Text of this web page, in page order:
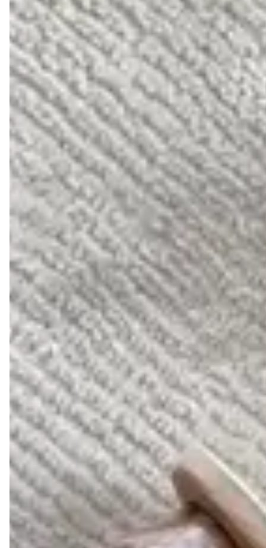
Descrição
Forma: Indicamos comprar a sua numeração habitual
Cor: Coconut
Material: Couro legítimo
Bico: Quadrado
Altura do salto: 4cm
Salto: Geometrico marmorizado
Descrição:
O Tamanco Amanda é a expressão máxima
do minimalismo sofisticado com um toque artístico.
Confeccionado em 100% couro legítimo, este modelo foi
desenhado para quem busca um calçado que seja, ao
mesmo tempo, discreto e impactante através de seus
detalhes estruturais.
FEITOS EM COURO LEGÍTIMO BRASILEIRO PARA
GARANTIR CONFORTO, DURABILIDADE E ESTILO.
AS MUITAS VANTAGENS DE COMPRAR UM SAPATO
DE COURO LEGÍTIMO LIAZZI SHOES:
1- DURABILIDADE
Um dos principais motivos para escolher um calçado em
couro legítimo é a sua alta durabilidade. O couro é um
material firme, resistente e ao mesmo tempo maleável, o
que proporciona maior conforto e uma vida útil mais
longa.
2- TRANSPIRAÇÃO
Por ser composto de fibras naturais, o couro facilita a